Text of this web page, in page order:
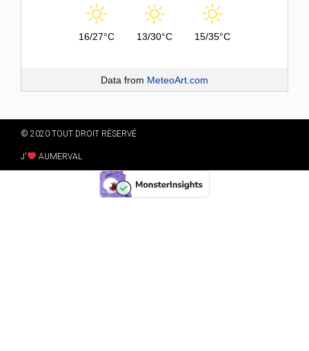
16/27°C 13/30°C 15/35°C
Data from MeteoArt.com
© 2020 TOUT DROIT RÉSERVÉ
J' AUMERVAL